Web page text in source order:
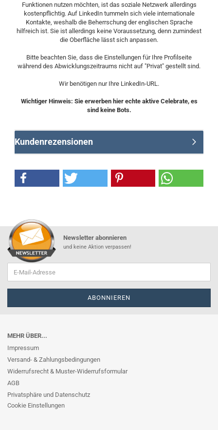
Funktionen nutzen möchten, ist das soziale Netzwerk allerdings
kostenpflichtig. Auf LinkedIn tummeln sich viele internationale
Kontakte, weshalb die Beherrschung der englischen Sprache
hilfreich ist. Sie ist allerdings keine Voraussetzung, denn zumindest
die Oberfläche lässt sich anpassen.
Bitte beachten Sie, dass die Einstellungen für Ihre Profilseite
während des Abwicklungszeitraums nicht auf "Privat" gestellt sind.
Wir benötigen nur Ihre LinkedIn-URL.
Wichtiger Hinweis: Sie erwerben hier echte aktive Celebrate, es
sind keine Bots.
Kundenrezensionen
Newsletter abonnieren
und keine Aktion verpassen!
MEHR ÜBER...
Impressum
Versand- & Zahlungsbedingungen
Widerrufsrecht & Muster-Widerrufsformular
AGB
Privatsphäre und Datenschutz
Cookie Einstellungen